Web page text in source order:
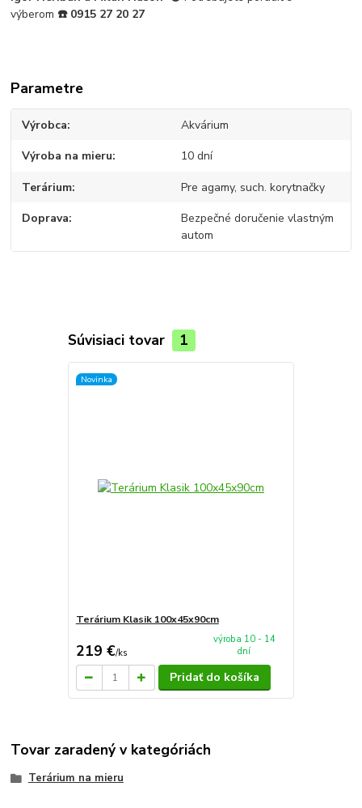
výberom ☎️ 0915 27 20 27
Parametre
Výrobca Akvárium
Výroba na mieru 10 dní
Terárium Pre agamy, such. korytnačky
Doprava
Bezpečné doručenie vlastným
autom
Súvisiaci tovar 1
Novinka
Terárium Klasik 100x45x90cm
219 €/ks
výroba 10 - 14
dní
Pridať do košíka
Tovar zaradený v kategóriách
Terárium na mieru